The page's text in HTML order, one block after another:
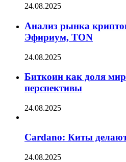
24.08.2025
Анализ рынка
Эфириум, TON
24.08.2025
Биткоин как доля
перспективы
24.08.2025
Cardano: Киты
24.08.2025